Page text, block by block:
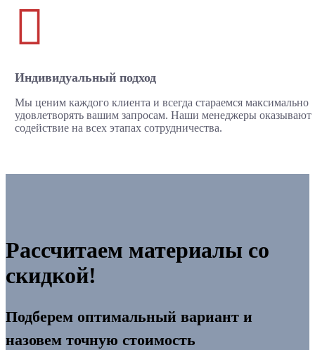

Индивидуальный подход
Мы ценим каждого клиента и всегда стараемся максимально
удовлетворять вашим запросам. Наши менеджеры оказывают
содействие на всех этапах сотрудничества.
Рассчитаем материалы со
скидкой!
Подберем оптимальный вариант и
назовем точную стоимость